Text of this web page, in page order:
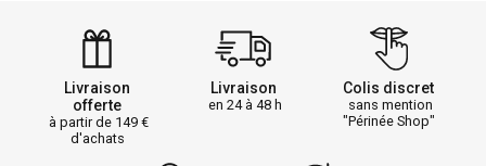
Livraison
offerte
à partir de 149
d'achats
Livraison
en 24 à 48 h
Colis discret
sans mention
"Périnée Shop"